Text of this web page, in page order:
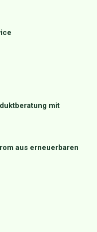
mit
aus erneuerbaren